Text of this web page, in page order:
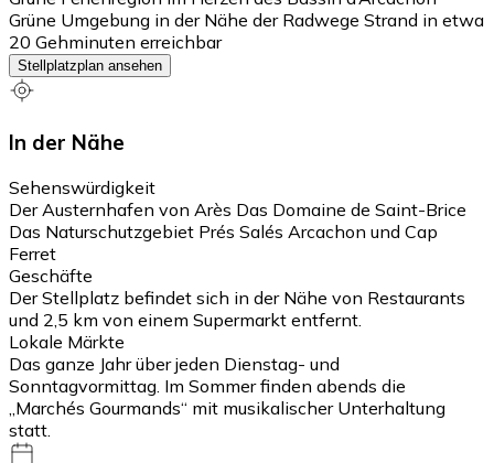
Grüne Umgebung in der Nähe der Radwege Strand in etwa
20 Gehminuten erreichbar
Stellplatzplan ansehen
In der Nähe
Sehenswürdigkeit
Der Austernhafen von Arès Das Domaine de Saint-Brice
Das Naturschutzgebiet Prés Salés Arcachon und Cap
Ferret
Geschäfte
Der Stellplatz befindet sich in der Nähe von Restaurants
und 2,5 km von einem Supermarkt entfernt.
Lokale Märkte
Das ganze Jahr über jeden Dienstag- und
Sonntagvormittag. Im Sommer finden abends die
„Marchés Gourmands“ mit musikalischer Unterhaltung
statt.